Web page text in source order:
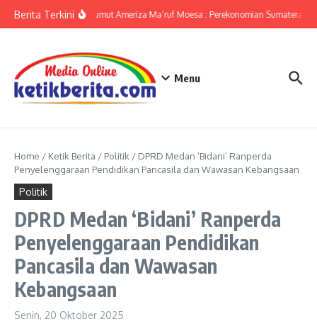
Berita TerkiniKPwBI Sumut Ameriza Ma’ruf Moesa : Perekonomian Sumatera
Menu
Home / Ketik Berita / Politik / DPRD Medan ‘Bidani’ Ranperda
Penyelenggaraan Pendidikan Pancasila dan Wawasan Kebangsaan
Politik
DPRD Medan ‘Bidani’ Ranperda
Penyelenggaraan Pendidikan
Pancasila dan Wawasan
Kebangsaan
Senin, 20 Oktober 2025